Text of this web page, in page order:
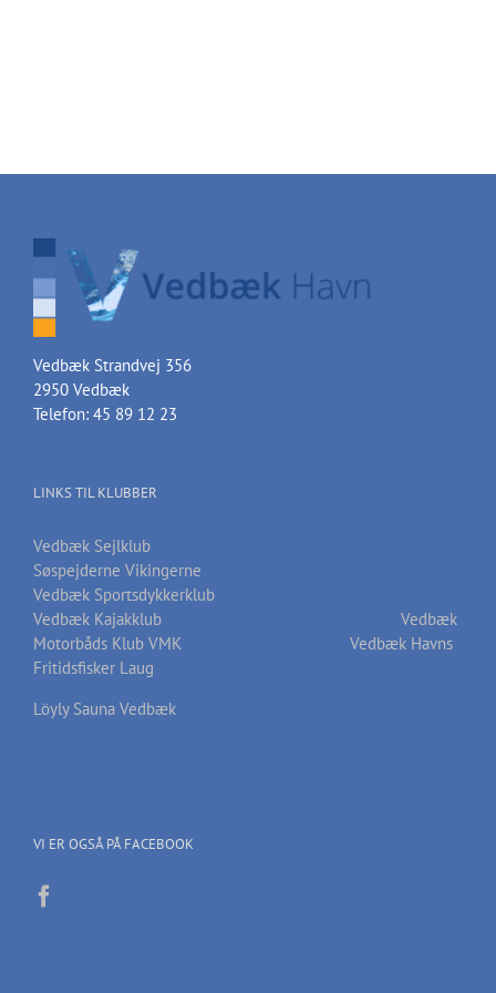
Vedbæk Strandvej 356
2950 Vedbæk
Telefon: 45 89 12 23
LINKS TIL KLUBBER
Vedbæk Sejlklub
Søspejderne Vikingerne
Vedbæk Sportsdykkerklub
Vedbæk Kajakklub
Vedbæk
Motorbåds Klub VMK
Vedbæk Havns
Fritidsfisker Laug
Löyly Sauna Vedbæk
VI ER OGSÅ PÅ FACEBOOK